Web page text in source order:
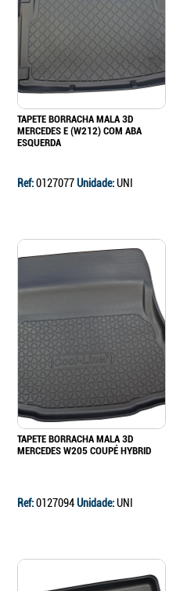
TAPETE BORRACHA MALA 3D
MERCEDES E (W212) COM ABA
ESQUERDA
Ref:0127077Unidade:UNI
TAPETE BORRACHA MALA 3D
MERCEDES W205 COUPÉ HYBRID
Ref:0127094Unidade:UNI
Continuar